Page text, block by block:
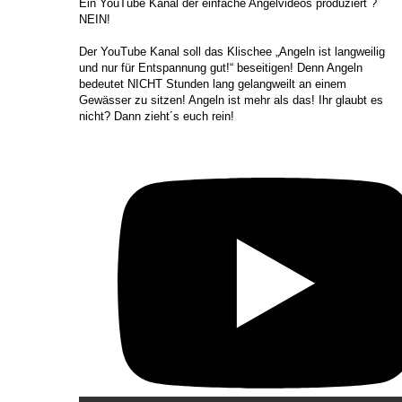
​Ein YouTube Kanal der einfache Angelvideos produziert ?
NEIN!
Der YouTube Kanal soll das Klischee „Angeln ist langweilig
und nur für Entspannung gut!“ beseitigen! Denn Angeln
bedeutet NICHT Stunden lang gelangweilt an einem
Gewässer zu sitzen! Angeln ist mehr als das! Ihr glaubt es
nicht? Dann zieht´s euch rein!